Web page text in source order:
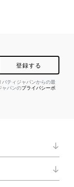
登録する
ティジャパンからの最
ャパンのプライバシーポ